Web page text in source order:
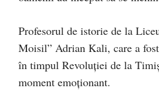
Profesorul de istorie de la
Moisil” Adrian Kali, care a
în timpul Revoluției de la
moment emoționant.